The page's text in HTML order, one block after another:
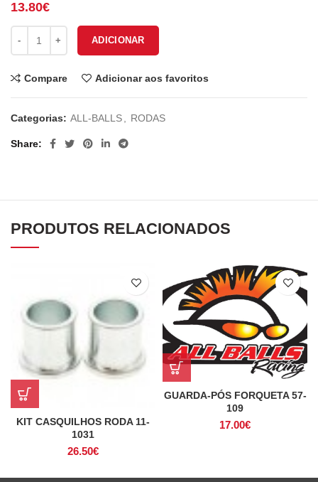
13.80€
ADICIONAR
Compare Adicionar aos favoritos
Categorias: ALL-BALLS RODAS
Share
PRODUTOS RELACIONADOS
KIT CASQUILHOS RODA 11-
1031
26.50€
GUARDA-PÓS FORQUETA 57-
109
17.00€